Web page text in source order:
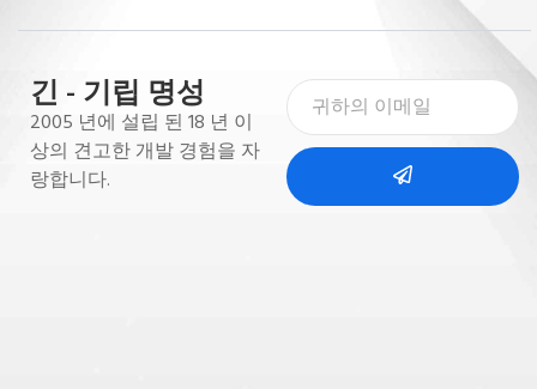
긴 - 기립 명성
2005 년에 설립 된 18 년 이
상의 견고한 개발 경험을 자
랑합니다.